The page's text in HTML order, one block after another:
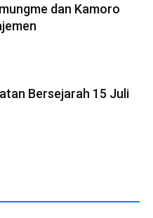
dan Kamoro
Bersejarah 15 Juli